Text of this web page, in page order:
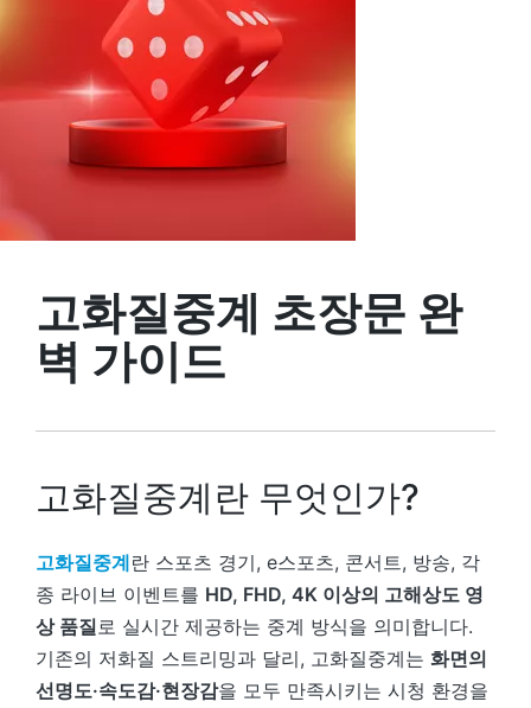
고화질중계 초장문 완
벽 가이드
고화질중계란 무엇인가?
고화질중계란 스포츠 경기, e스포츠, 콘서트, 방송, 각
종 라이브 이벤트를 HD, FHD, 4K 이상의 고해상도 영
상 품질 로 실시간 제공하는 중계 방식을 의미합니다.
기존의 저화질 스트리밍과 달리, 고화질중계는 화면의
선명도·속도감·현장감을 모두 만족시키는 시청 환경을